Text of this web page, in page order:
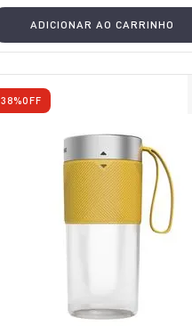
ADICIONAR AO CARRINHO
38%OFF